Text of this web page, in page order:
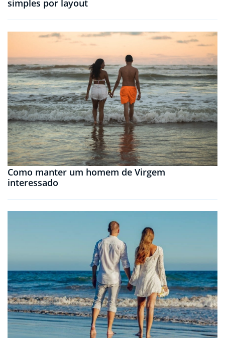
simples por layout
Como manter um homem de Virgem
interessado